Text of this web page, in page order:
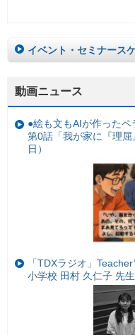
イベント・セミナース
動画ニュース
●絵も文もAIが作ったペ
第0話「我が家に『理
日）
「TDXラジオ」
小学校 田村 久仁子 先